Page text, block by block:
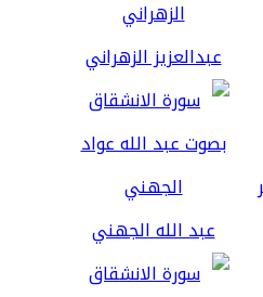
عبدالعزيز الزهراني
عبد الله الجهني